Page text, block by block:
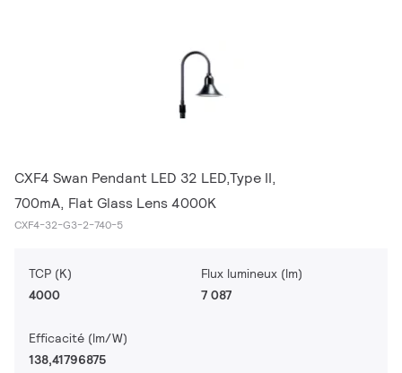
CXF4 Swan Pendant LED 32 LED,Type II,
700mA, Flat Glass Lens 4000K
CXF4-32-G3-2-740-5
TCP (K)
4000
Flux lumineux (lm)
7 087
Efficacité (lm/W)
138,41796875